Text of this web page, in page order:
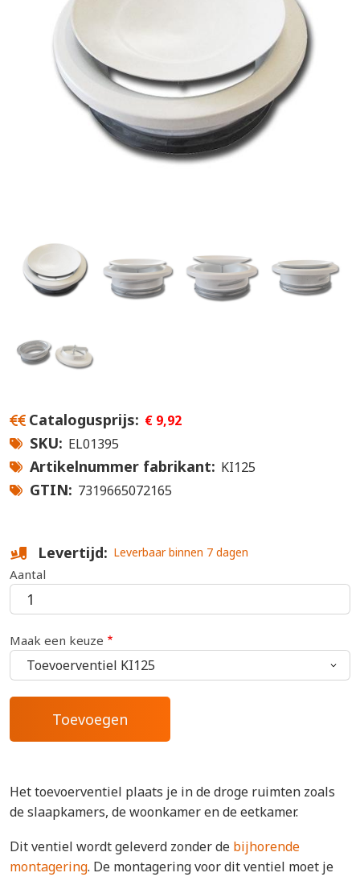
Catalogusprijs € 9,92
SKU EL01395
Artikelnummer fabrikant KI125
GTIN 7319665072165
Levertijd Leverbaar binnen 7 dagen
Aantal
Maak een keuze
Het toevoerventiel plaats je in de droge ruimten zoals
de slaapkamers, de woonkamer en de eetkamer.
Dit ventiel wordt geleverd zonder de bijhorende
montagering. De montagering voor dit ventiel moet je